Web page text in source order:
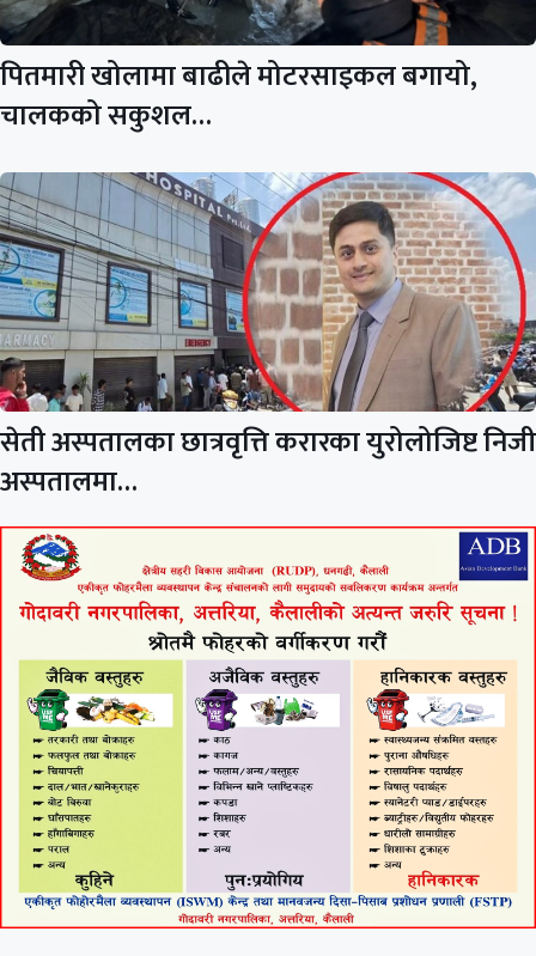
पितमारी खोलामा बाढीले मोटरसाइकल बगायो,
चालकको सकुशल…
सेती अस्पतालका छात्रवृत्ति करारका युरोलोजिष्ट निजी
अस्पतालमा…